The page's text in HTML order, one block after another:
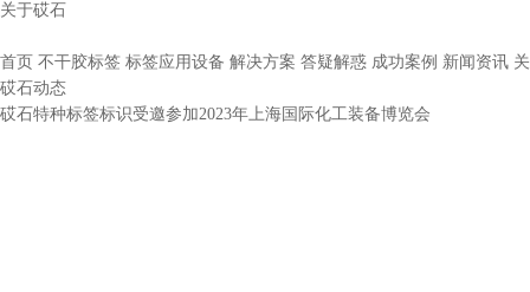
关于砹石
首页 不干胶标签 标签应用设备 解决方案 答疑解惑 成功案例 新闻资讯
砹石动态
砹石特种标签标识受邀参加2023年上海国际化工装备博览会